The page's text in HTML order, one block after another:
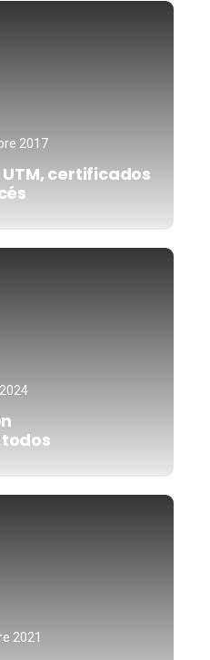
2017
certificados
2021